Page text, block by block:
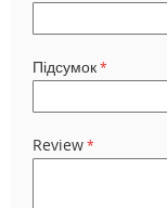
Підсумок
Review